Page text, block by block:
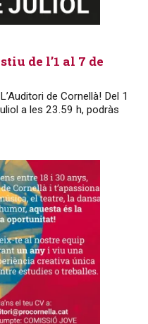
de l’1 al 7 de
de Cornellà! Del 1
a les 23.59 h, podràs